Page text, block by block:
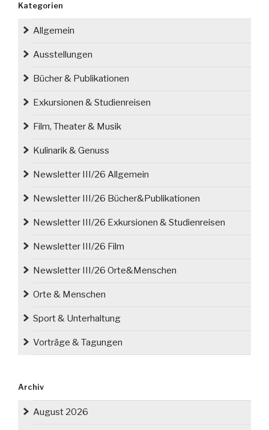
oberschlesischen
Krappitz/
begabt
und
Kategorien
Allgemein
Ausstellungen
Bücher & Publikationen
Exkursionen & Studienreisen
Film, Theater & Musik
Kulinarik & Genuss
Newsletter III/26 Allgemein
Newsletter III/26 Bücher&Publikationen
Newsletter III/26 Exkursionen & Studienreisen
Newsletter III/26 Film
Newsletter III/26 Orte&Menschen
Orte & Menschen
Sport & Unterhaltung
Vorträge & Tagungen
Archiv
August 2026